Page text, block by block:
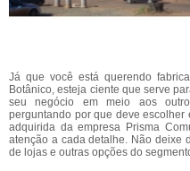
Já que você está querendo
Botânico, esteja ciente que serve
seu negócio em meio aos
perguntando por que deve escolher
adquirida da empresa Prisma
atenção a cada detalhe. Não deixe
de lojas e outras opções do